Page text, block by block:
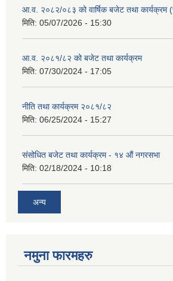
आ.व. २०८२/०८३ को वार्षिक बजेट तथा कार्यक्रम
मिति: 05/07/2026 - 15:30
आ.व. २०८१/८२ को बजेट तथा कार्यक्रम
मिति: 07/30/2024 - 17:05
नीति तथा कार्यक्रम २०८१/८२
मिति: 06/25/2024 - 15:27
संसोधित बजेट तथा कार्यक्रम - १४ औं नगरसभा
मिति: 02/18/2024 - 10:18
अन्य
नमुना फारमहरु